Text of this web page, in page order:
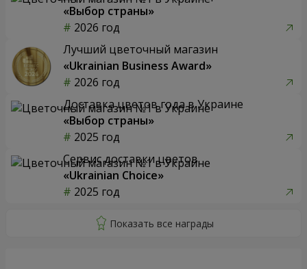
«Выбор страны»
2026 год
Лучший цветочный магазин
«Ukrainian Business Award»
2026 год
Доставка цветов года в Украине
«Выбор страны»
2025 год
Сервис доставки цветов
«Ukrainian Choice»
2025 год